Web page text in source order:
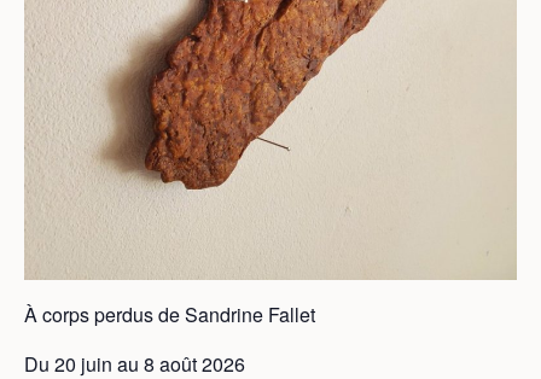
À corps perdus de Sandrine Fallet
Du 20 juin au 8 août 2026